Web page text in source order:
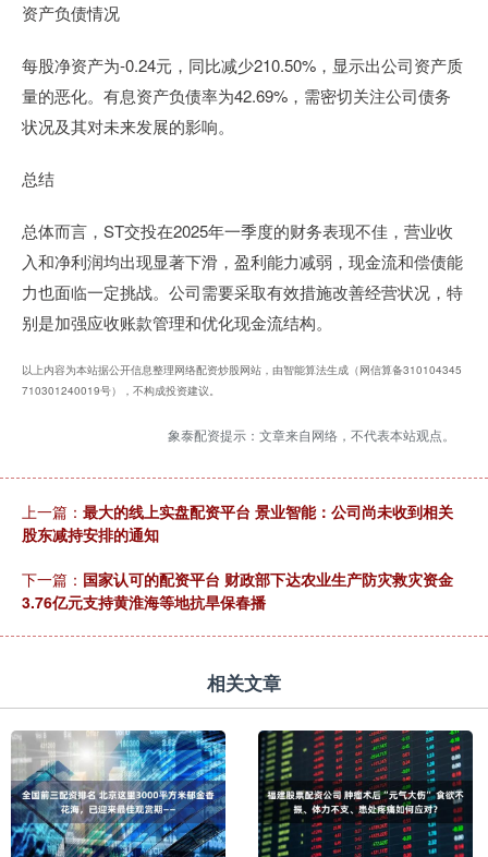
资产负债情况
每股净资产为-0.24元，同比减少210.50%，显示出公司资产质
量的恶化。有息资产负债率为42.69%，需密切关注公司债务
状况及其对未来发展的影响。
总结
总体而言，ST交投在2025年一季度的财务表现不佳，营业收
入和净利润均出现显著下滑，盈利能力减弱，现金流和偿债能
力也面临一定挑战。公司需要采取有效措施改善经营状况，特
别是加强应收账款管理和优化现金流结构。
以上内容为本站据公开信息整理网络配资炒股网站，由智能算法生成（网信算备310104345
710301240019号），不构成投资建议。
象泰配资提示：文章来自网络，不代表本站观点。
上一篇： 最大的线上实盘配资平台 景业智能：公司尚未收到相关
股东减持安排的通知
下一篇： 国家认可的配资平台 财政部下达农业生产防灾救灾资金
3.76亿元支持黄淮海等地抗旱保春播
相关文章